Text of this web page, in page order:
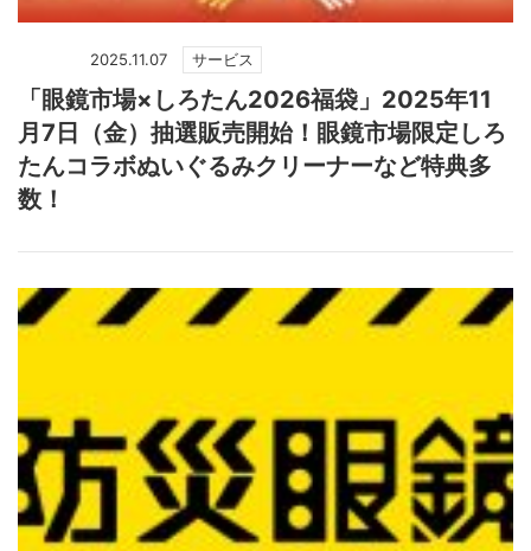
2025.11.07 サービス
「眼鏡市場×しろたん2026福袋」2025年11
月7日（金）抽選販売開始！眼鏡市場限定しろ
たんコラボぬいぐるみクリーナーなど特典多
数！